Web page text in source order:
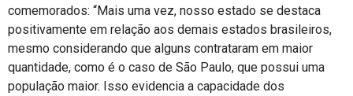
comemorados: “Mais uma vez, nosso estado se destaca
positivamente em relação aos demais estados brasileiros,
mesmo considerando que alguns contrataram em maior
quantidade, como é o caso de São Paulo, que possui uma
população maior. Isso evidencia a capacidade dos